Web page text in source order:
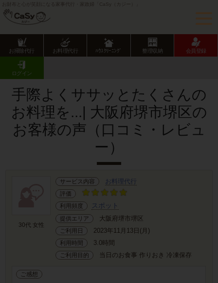
お財布と心が笑顔になる家事代行・家政婦「CaSy（カジー）」
お掃除代行 お料理代行 ﾊｳｽｸﾘｰﾆﾝｸﾞ 整理収納 会員登録
ログイン
CaSy TOP
お客様の声･口コミ詳細
手際よくササッとたくさんの
お料理を...| 大阪府堺市堺区の
お客様の声（口コミ・レビュ
ー）
30代 女性
サービス内容 お料理代行
評価
利用頻度
スポット
提供エリア 大阪府堺市堺区
ご利用日 2023年11月13日(月)
利用時間 3.0時間
ご利用目的 当日のお食事 作りおき 冷凍保存
ご感想